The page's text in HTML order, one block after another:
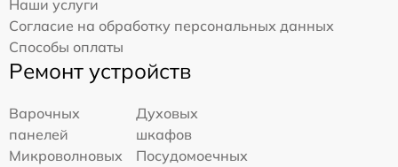
Наши услуги
Согласие на обработку персональных данных
Способы оплаты
Ремонт устройств
Варочных
панелей
Духовых
шкафов
Микроволновых
Посудомоечных